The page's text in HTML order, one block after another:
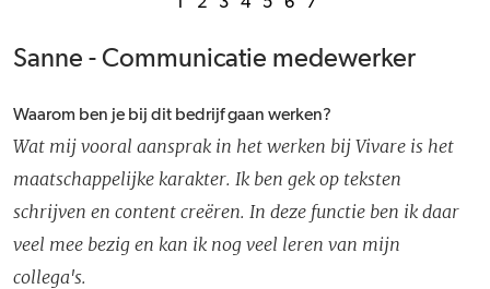
Sanne - Communicatie medewerker
Waarom ben je bij dit bedrijf gaan werken?
Wat mij vooral aansprak in het werken bij Vivare is het
maatschappelijke karakter. Ik ben gek op teksten
schrijven en content creëren. In deze functie ben ik daar
veel mee bezig en kan ik nog veel leren van mijn
collega's.